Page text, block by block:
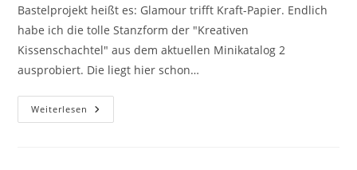
Bastelprojekt heißt es: Glamour trifft Kraft-Papier. Endlich
habe ich die tolle Stanzform der "Kreativen
Kissenschachtel" aus dem aktuellen Minikatalog 2
ausprobiert. Die liegt hier schon…
Weiterlesen